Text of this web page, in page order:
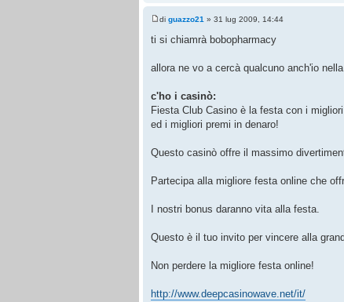
di guazzo21 » 31 lug 2009, 14:44
ti si chiamrà bobopharmacy
allora ne vo a cercà qualcuno anch'io
c'ho i casinò:
Fiesta Club Casino è la festa con i
ed i migliori premi in denaro!
Questo casinò offre il massimo
Partecipa alla migliore festa online che
I nostri bonus daranno vita alla festa.
Questo è il tuo invito per vincere alla
Non perdere la migliore festa online!
http://www.deepcasinowave.net/it/